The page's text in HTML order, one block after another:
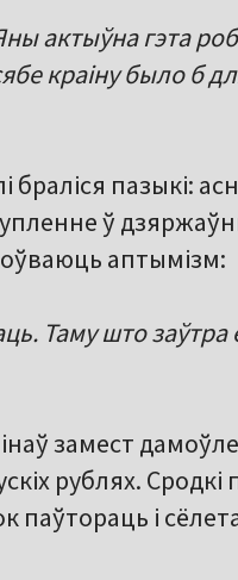
актыўна гэта
краіну было б
пазыкі:
ў
аптымізм:
Таму што заўтра
замест
рублях. Сродкі
паўтораць і